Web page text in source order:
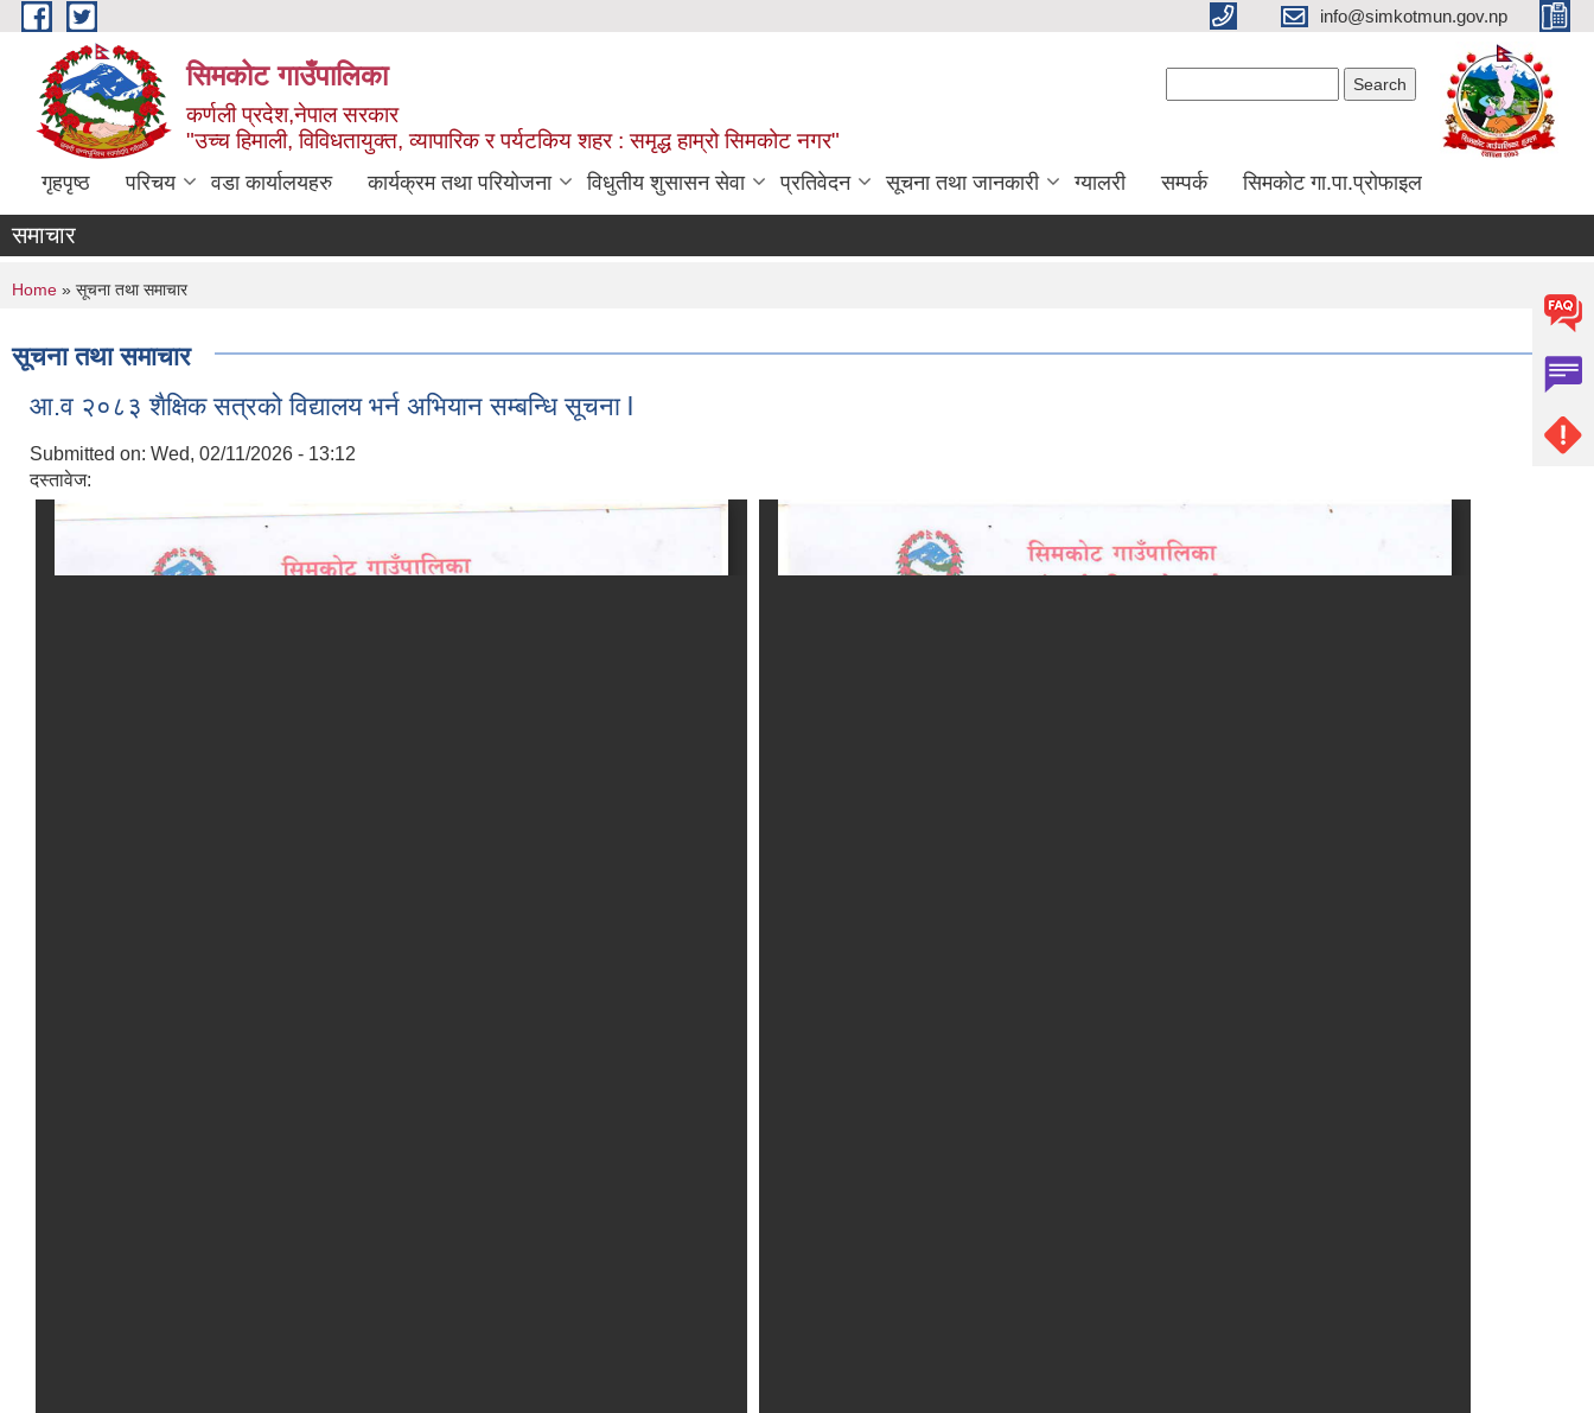
Skip to main content info@simkotmun.gov.np
सिमकोट गाउँपालिका
कर्णली प्रदेश,नेपाल सरकार
"उच्च हिमाली, विविधतायुक्त, व्यापारिक र पर्यटकिय शहर : समृद्ध हाम्रो सिमकोट नगर"
गृहपृष्ठ परिचय वडा कार्यालयहरु कार्यक्रम तथा परियोजना विधुतीय शुसासन सेवा प्रतिवेदन सूचना तथा जानकारी ग्यालरी सम्पर्क सिमकोट गा.पा.प्रोफाइल
समाचार
You are here
Home » सूचना तथा समाचार
सूचना तथा समाचार
आ.व २०८३ शैक्षिक सत्रको विद्यालय भर्न अभियान सम्बन्धि सूचना l
Submitted on: Wed, 02/11/2026 - 13:12
दस्तावेज: